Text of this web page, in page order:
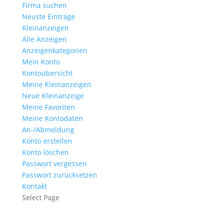
Firma suchen
Neuste Einträge
Kleinanzeigen
Alle Anzeigen
Anzeigen­kategorien
Mein Konto
Kontoübersicht
Meine Kleinanzeigen
Neue Kleinanzeige
Meine Favoriten
Meine Kontodaten
An-/Abmeldung
Konto erstellen
Konto löschen
Passwort vergessen
Passwort zurücksetzen
Kontakt
Select Page